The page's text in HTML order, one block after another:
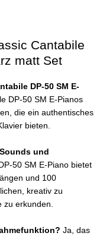
Cantabile
matt Set
DP-50 SM E-
DP-50 SM E-Pianos
die ein authentisches
bieten.
und
50 SM E-Piano bietet
und 100
kreativ zu
zu erkunden.
Ja, das